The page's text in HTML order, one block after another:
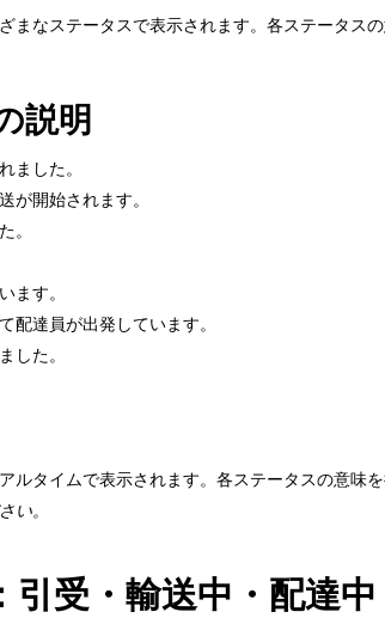
まなステータスで表示されます。各ステータス
説明
ました。
が開始されます。
。
ます。
配達員が出発しています。
した。
タイムで表示されます。各ステータスの意味
い。
受・輸送中・配達